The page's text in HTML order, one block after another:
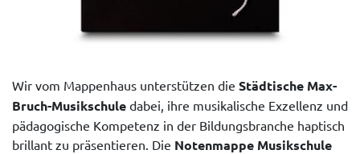
Wir vom Mappenhaus unterstützen die Städtische Max-
Bruch-Musikschule dabei, ihre musikalische Exzellenz und
pädagogische Kompetenz in der Bildungsbranche haptisch
brillant zu präsentieren. Die Notenmappe Musikschule